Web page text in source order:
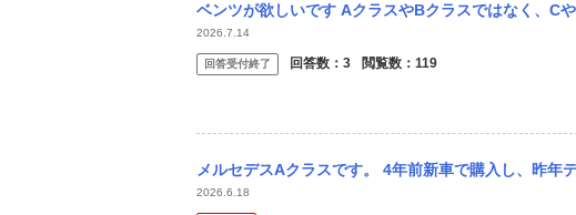
ベンツが欲しいです AクラスやBクラスではなく、CやEが欲しいです。 クーペやオープンカーよりセダ
2026.7.14
回答受付終了 回答数： 3 閲覧数： 119
メルセデスAクラスです。 4年前新車で購入し、昨年ディーラーで初めての車検を受けました。それから一年
2026.6.18